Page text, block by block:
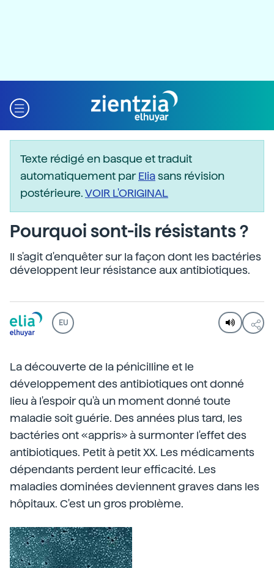
Texte rédigé en basque et traduit
automatiquement parEliasans révision
postérieure.VOIR L'ORIGINAL
Pourquoi sont-ils résistants ?
Il s'agit d'enquêter sur la façon dont les bactéries
développent leur résistance aux antibiotiques.
EU
La découverte de la pénicilline et le
développement des antibiotiques ont donné
lieu à l'espoir qu'à un moment donné toute
maladie soit guérie. Des années plus tard, les
bactéries ont «appris» à surmonter l'effet des
antibiotiques. Petit à petit XX. Les médicaments
dépendants perdent leur efficacité. Les
maladies dominées deviennent graves dans les
hôpitaux. C'est un gros problème.